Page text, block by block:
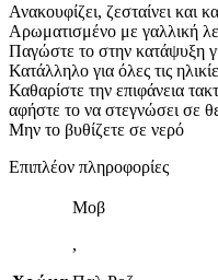
Ανακουφίζει, ζεσταίνει και
Αρωματισμένο με γαλλική
Παγώστε το στην κατάψυξη
Κατάλληλο για όλες τις
Καθαρίστε την επιφάνεια
αφήστε το να στεγνώσει σε
Μην το βυθίζετε σε νερό
Επιπλέον πληροφορίες
Μοβ
,